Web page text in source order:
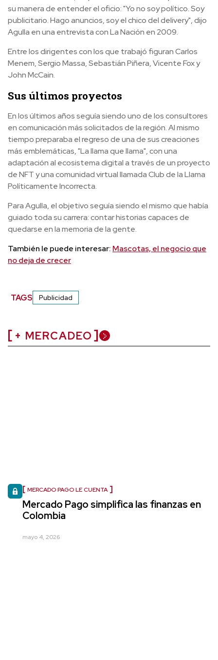
su manera de entender el oficio: "Yo no soy político. Soy
publicitario. Hago anuncios, soy el chico del delivery", dijo
Agulla en una entrevista con La Nación en 2009.
Entre los dirigentes con los que trabajó figuran Carlos
Menem, Sergio Massa, Sebastián Piñera, Vicente Fox y
John McCain.
Sus últimos proyectos
En los últimos años seguía siendo uno de los consultores
en comunicación más solicitados de la región. Al mismo
tiempo preparaba el regreso de una de sus creaciones
más emblemáticas, "La llama que llama", con una
adaptación al ecosistema digital a través de un proyecto
de NFT y una comunidad virtual llamada Club de la Llama
Políticamente Incorrecta.
Para Agulla, el objetivo seguía siendo el mismo que había
guiado toda su carrera: contar historias capaces de
quedarse en la memoria de la gente.
También le puede interesar: Mascotas, el negocio que
no deja de crecer
TAGS Publicidad
+ MERCADEO
MERCADO PAGO LE CUENTA
Mercado Pago simplifica las finanzas en
Colombia
mayo 4, 2026